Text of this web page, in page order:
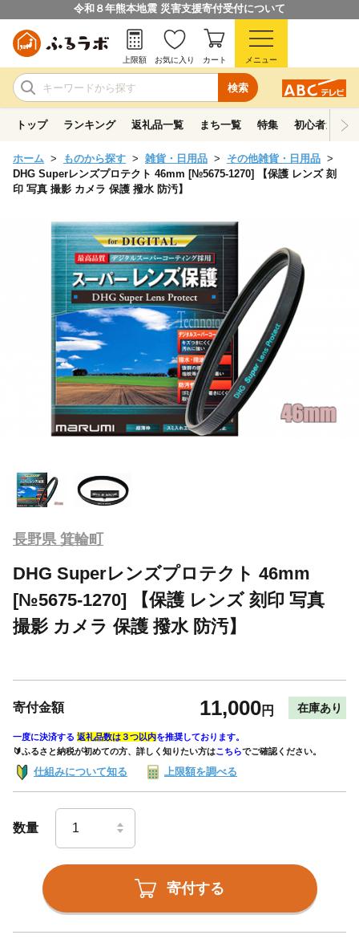
令和８年熊本地震 災害支援寄付受付について
検索
上限額 お気に入り カート メニュー
トップ ランキング 返礼品一覧 まち一覧 特集 初心者ガイド
ホーム ものから探す 雑貨・日用品
その他雑貨・日用品
DHG Superレンズプロテクト 46mm [№5675-1270] 【保護 レンズ 刻
印 写真 撮影 カメラ 保護 撥水 防汚】
長野県 箕輪町
DHG Superレンズプロテクト 46mm
[№5675-1270] 【保護 レンズ 刻印 写真
撮影 カメラ 保護 撥水 防汚】
寄付金額 11,000円 在庫あり
一度に決済する 返礼品数は３つ以内を推奨しております。
🔰ふるさと納税が初めての方、詳しく知りたい方はこちらでご確認ください。
仕組みについて知る 上限額を調べる
数量
寄付する